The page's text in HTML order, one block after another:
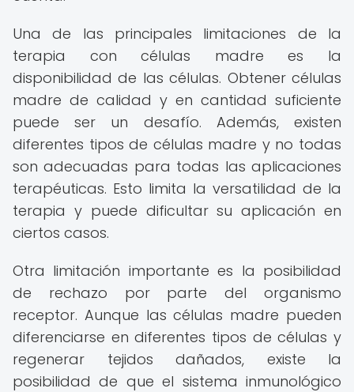
Una de las principales limitaciones de la
terapia con células madre es la
disponibilidad de las células. Obtener células
madre de calidad y en cantidad suficiente
puede ser un desafío. Además, existen
diferentes tipos de células madre y no todas
son adecuadas para todas las aplicaciones
terapéuticas. Esto limita la versatilidad de la
terapia y puede dificultar su aplicación en
ciertos casos.
Otra limitación importante es la posibilidad
de rechazo por parte del organismo
receptor. Aunque las células madre pueden
diferenciarse en diferentes tipos de células y
regenerar tejidos dañados, existe la
posibilidad de que el sistema inmunológico